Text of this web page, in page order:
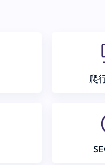
爬